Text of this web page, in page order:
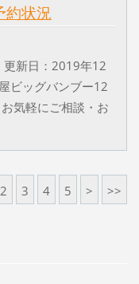
約状況
更新日：2019年12
ビッグバンブー12
気軽にご相談・お
2 3 4 5 > >>